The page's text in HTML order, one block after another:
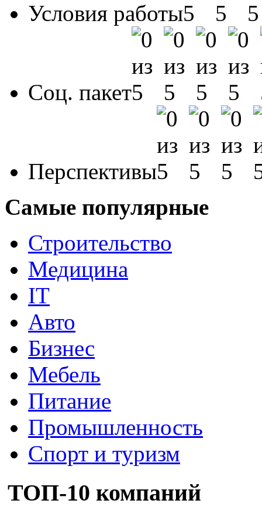
Условия работы
Соц. пакет
Перспективы
Самые популярные
Строительство
Медицина
IT
Авто
Бизнес
Мебель
Питание
Промышленность
Спорт и туризм
ТОП-10 компаний